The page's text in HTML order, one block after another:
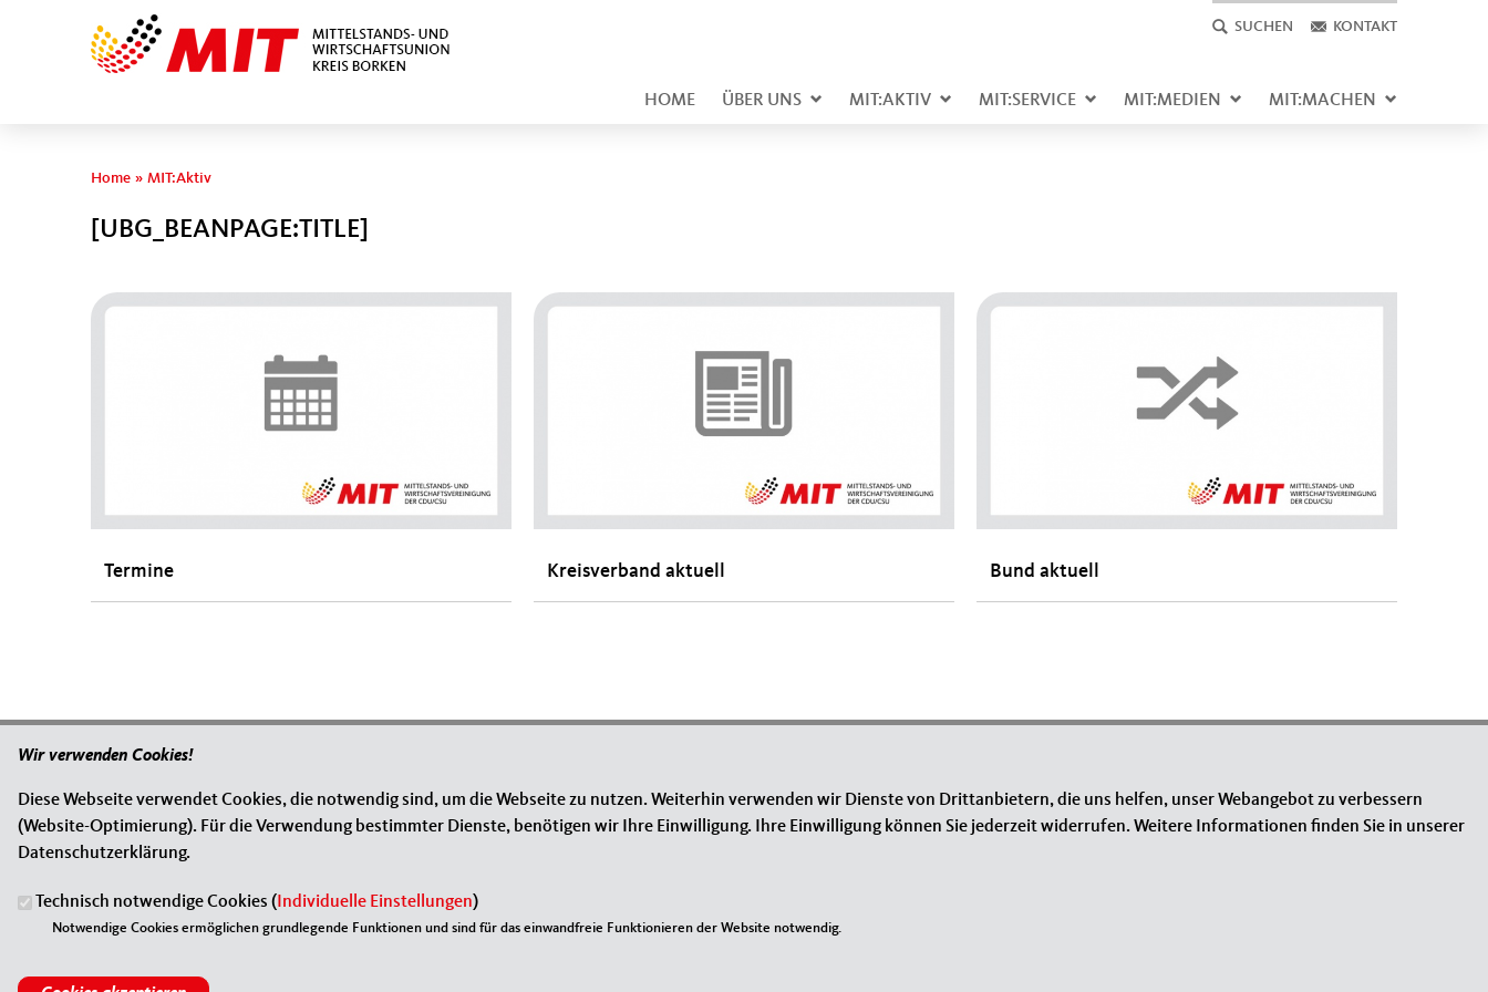
SUCHEN KONTAKT
HOME ÜBER UNS MIT:AKTIV MIT:SERVICE MIT:MEDIEN MIT:MACHEN
Sie sind hier
Home » MIT:Aktiv
[UBG_BEANPAGE:TITLE]
Termine Kreisverband aktuell Bund aktuell
Fußbereich
ANSCHRIFT
MIT-Kreisverband Borken
Butenwall 81
Telefon:02861-980806
Fax:02861-9808070
IM WEB
MIT Bundesverband
LINKS
Impressum
Wir verwenden Cookies!
Diese Webseite verwendet Cookies, die notwendig sind, um die Webseite zu nutzen. Weiterhin verwenden wir Dienste von Drittanbietern, die uns helfen, unser Webangebot zu verbessern
(Website-Optimierung). Für die Verwendung bestimmter Dienste, benötigen wir Ihre Einwilligung. Ihre Einwilligung können Sie jederzeit widerrufen. Weitere Informationen finden Sie in unserer
Datenschutzerklärung.
Technisch notwendige Cookies (Individuelle Einstellungen)
Notwendige Cookies ermöglichen grundlegende Funktionen und sind für das einwandfreie Funktionieren der Website notwendig.